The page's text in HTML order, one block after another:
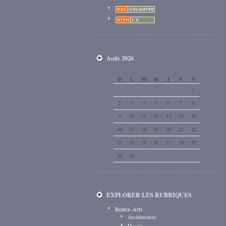
Août 2026
D L M M J V
S
1
2
3 4 5 6 7
8
9
10 11 12 13 14
15
16
17 18 19 20 21
22
23
24 25 26 27 28
29
30
31
EXPLORER LES RUBRIQUES
Beaux-Arts
Architecture